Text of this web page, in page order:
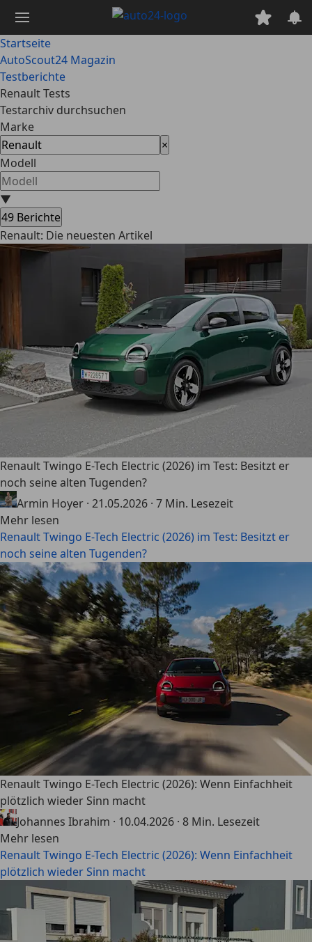
Hauptinhalt
springen
Startseite
AutoScout24 Magazin
Testberichte
Renault Tests
Testarchiv durchsuchen
Marke
×
Modell
▼
49 Berichte
Renault: Die neuesten Artikel
Renault Twingo E-Tech Electric (2026) im Test: Besitzt er
noch seine alten Tugenden?
Armin Hoyer · 21.05.2026 · 7 Min. Lesezeit
Mehr lesen
Renault Twingo E-Tech Electric (2026) im Test: Besitzt er
noch seine alten Tugenden?
Renault Twingo E-Tech Electric (2026): Wenn Einfachheit
plötzlich wieder Sinn macht
Johannes Ibrahim · 10.04.2026 · 8 Min. Lesezeit
Mehr lesen
Renault Twingo E-Tech Electric (2026): Wenn Einfachheit
plötzlich wieder Sinn macht